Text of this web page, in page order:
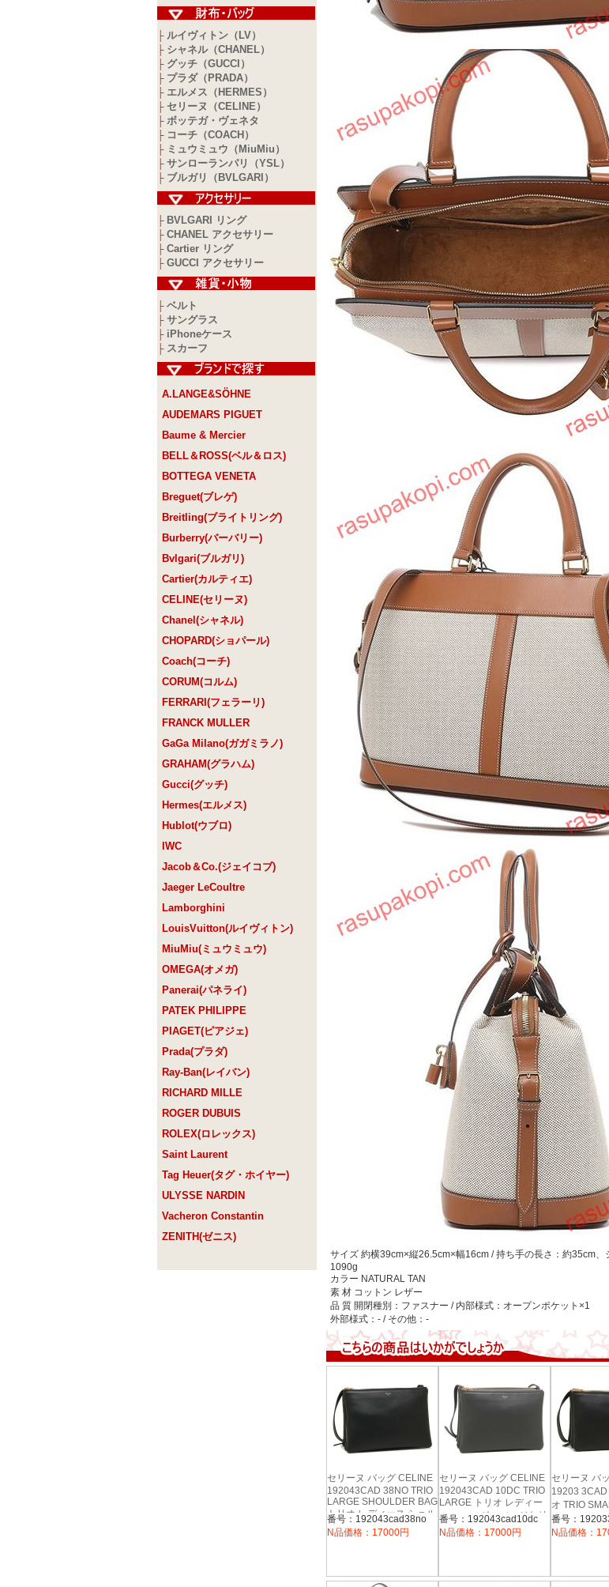
├ ルイヴィトン（LV）
├ シャネル（CHANEL）
├ グッチ（GUCCI）
├ プラダ（PRADA）
├ エルメス（HERMES）
├ セリーヌ（CELINE）
├ ボッテガ・ヴェネタ
├ コーチ（COACH）
├ ミュウミュウ（MiuMiu）
├ サンローランパリ（YSL）
├ ブルガリ（BVLGARI）
├ BVLGARI リング
├ CHANEL アクセサリー
├ Cartier リング
├ GUCCI アクセサリー
├ ベルト
├ サングラス
├ iPhoneケース
├ スカーフ
A.LANGE&SÖHNE
AUDEMARS PIGUET
Baume & Mercier
BELL＆ROSS(ベル＆ロス)
BOTTEGA VENETA
Breguet(ブレゲ)
Breitling(ブライトリング)
Burberry(バーバリー)
Bvlgari(ブルガリ)
Cartier(カルティエ)
CELINE(セリーヌ)
Chanel(シャネル)
CHOPARD(ショパール)
Coach(コーチ)
CORUM(コルム)
FERRARI(フェラーリ)
FRANCK MULLER
GaGa Milano(ガガミラノ)
GRAHAM(グラハム)
Gucci(グッチ)
Hermes(エルメス)
Hublot(ウブロ)
IWC
Jacob＆Co.(ジェイコブ)
Jaeger LeCoultre
Lamborghini
LouisVuitton(ルイヴィトン)
MiuMiu(ミュウミュウ)
OMEGA(オメガ)
Panerai(パネライ)
PATEK PHILIPPE
PIAGET(ピアジェ)
Prada(プラダ)
Ray-Ban(レイバン)
RICHARD MILLE
ROGER DUBUIS
ROLEX(ロレックス)
Saint Laurent
Tag Heuer(タグ・ホイヤー)
ULYSSE NARDIN
Vacheron Constantin
ZENITH(ゼニス)
サイズ 約横39cm×縦26.5cm×幅16cm / 持ち手の長さ：約35cm
1090g
カラー NATURAL TAN
素 材 コットン レザー
品 質 開閉種別：ファスナー / 内部様式：オープンポケット×1
外部様式：- / その他：-
セリーヌ バッグ CELINE
192043CAD 38NO TRIO
LARGE SHOULDER BAG
トリオ レディース ショル
ダーバッグ 無地 BLACK
黒
番号：192043cad38no
N品価格：17000円
セリーヌ バッグ CELINE
192043CAD 10DC TRIO
LARGE トリオ レディー
ス ショルダーバッグ 無地
番号：192043cad10dc
N品価格：17000円
セリーヌ バ
19203 3CAD
オ TRIO
SHOULDER
ース ショル
番号：
N品価格：